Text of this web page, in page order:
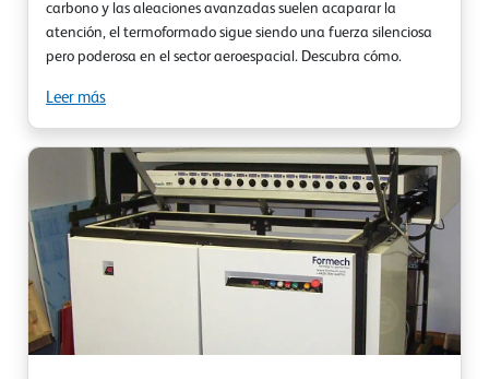
carbono y las aleaciones avanzadas suelen acaparar la
atención, el termoformado sigue siendo una fuerza silenciosa
pero poderosa en el sector aeroespacial. Descubra cómo.
Leer más